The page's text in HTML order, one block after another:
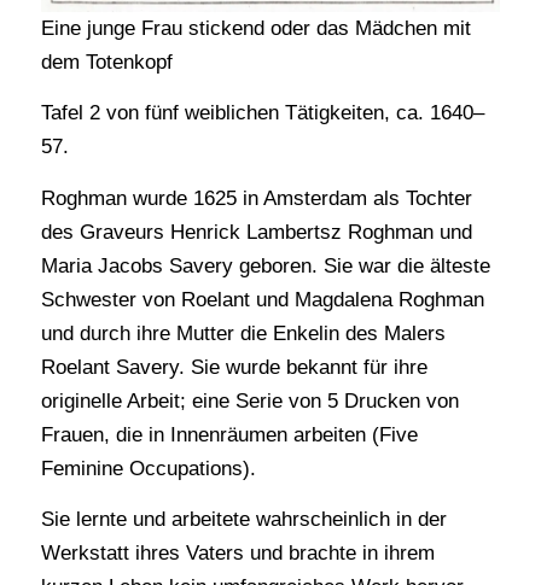
Eine junge Frau stickend oder das Mädchen mit
dem Totenkopf
Tafel 2 von fünf weiblichen Tätigkeiten, ca. 1640–
57.
Roghman wurde 1625 in Amsterdam als Tochter
des Graveurs Henrick Lambertsz Roghman und
Maria Jacobs Savery geboren. Sie war die älteste
Schwester von Roelant und Magdalena Roghman
und durch ihre Mutter die Enkelin des Malers
Roelant Savery. Sie wurde bekannt für ihre
originelle Arbeit; eine Serie von 5 Drucken von
Frauen, die in Innenräumen arbeiten (Five
Feminine Occupations).
Sie lernte und arbeitete wahrscheinlich in der
Werkstatt ihres Vaters und brachte in ihrem